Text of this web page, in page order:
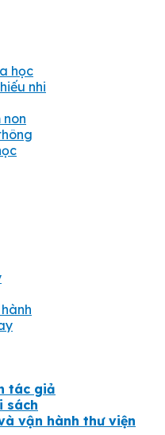
học
nhi
non
tác giả
sách
vận hành thư viện